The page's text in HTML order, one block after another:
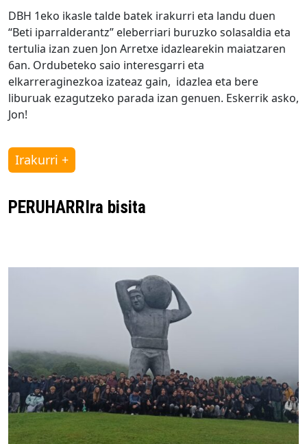
DBH 1eko ikasle talde batek irakurri eta landu duen
“Beti iparralderantz” eleberriari buruzko solasaldia eta
tertulia izan zuen Jon Arretxe idazlearekin maiatzaren
6an. Ordubeteko saio interesgarri eta
elkarreraginezkoa izateaz gain, idazlea eta bere
liburuak ezagutzeko parada izan genuen. Eskerrik asko,
Jon!
Irakurri +
PERUHARRIra bisita